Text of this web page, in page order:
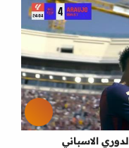
الاسباني